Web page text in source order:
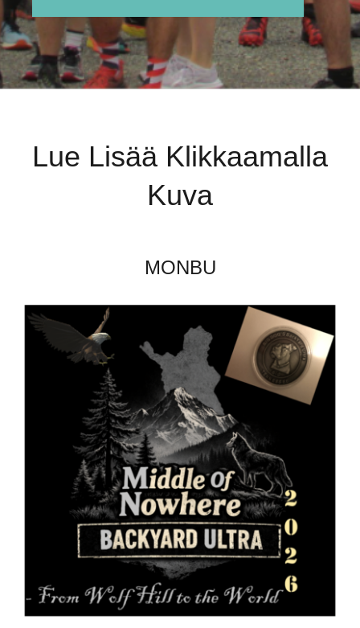
Lue Lisää Klikkaamalla
Kuva
MONBU